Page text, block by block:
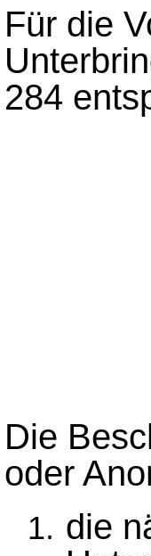
Für die
284
Die
oder
die